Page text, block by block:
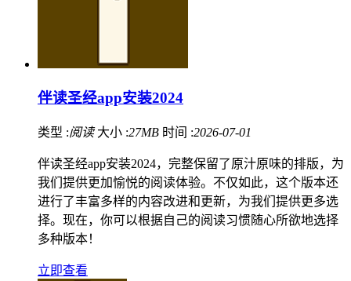
伴读圣经app安装2024
类型 :阅读 大小 :27MB 时间 :2026-07-01
伴读圣经app安装2024，完整保留了原汁原味的排版，为
我们提供更加愉悦的阅读体验。不仅如此，这个版本还
进行了丰富多样的内容改进和更新，为我们提供更多选
择。现在，你可以根据自己的阅读习惯随心所欲地选择
多种版本！
立即查看